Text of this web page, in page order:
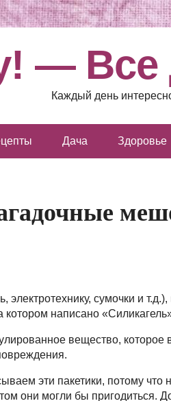
— Все
Каждый день
Дача Здоровье
электротехнику, сумочки и
написано
вещество, которое
эти пакетики, потому что
они могли бы пригодиться.